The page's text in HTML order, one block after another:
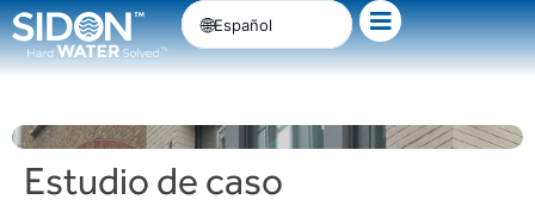
Ir
al
contenido
Español
Estudio de caso